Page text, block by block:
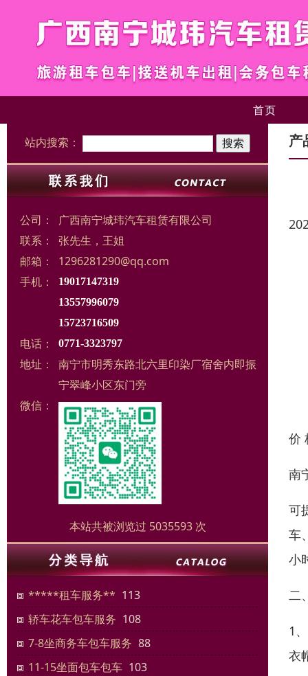
首页
站内搜索：
公司：
广西南宁城玮汽车租赁有限公司
联系：
张先生，王姐
邮箱：
1296281290@qq.com
手机：
19017147319
13557996079
15723716509
电话： 0771-3323797
地址：
南宁市明秀东路北六里印染厂宿舍内即振
宁翠峰小区东门旁
微信：
本站共被浏览过 5035593 次
*****租车服务** 113
轿车花车包车服务 108
7-8坐商务车包车服务 88
11-15坐面包车包车 103
产
价
南
可
车
小
二
1
衣